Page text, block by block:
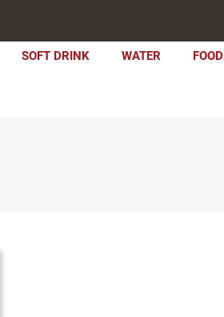
SOFT DRINK WATER FOOD